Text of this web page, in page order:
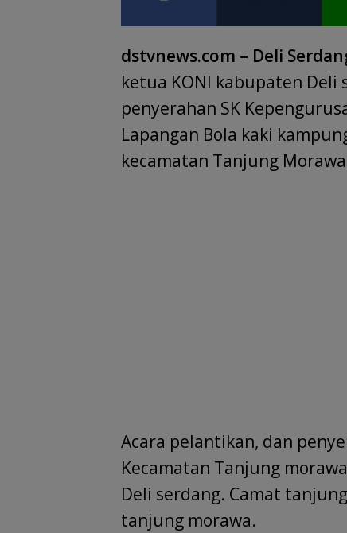
dstvnews.com – Deli
ketua KONI kabupaten Deli
penyerahan SK
Lapangan Bola kaki
kecamatan Tanjung
Acara pelantikan, dan
Kecamatan Tanjung
Deli serdang. Camat
tanjung morawa.